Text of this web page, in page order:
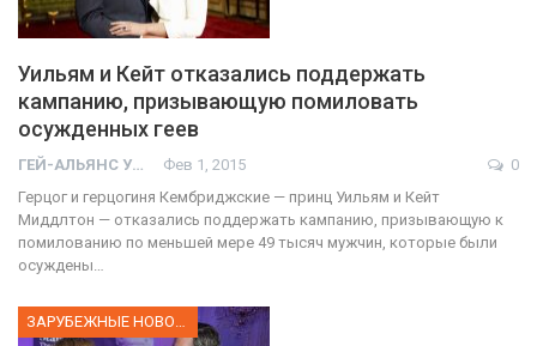
Уильям и Кейт отказались поддержать
кампанию, призывающую помиловать
осужденных геев
ГЕЙ-АЛЬЯНС УКРАИНА Фев 1, 2015
0
Герцог и герцогиня Кембриджские — принц Уильям и Кейт
Миддлтон — отказались поддержать кампанию, призывающую к
помилованию по меньшей мере 49 тысяч мужчин, которые были
осуждены…
ЗАРУБЕЖНЫЕ НОВОСТИ